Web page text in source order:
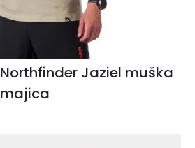
Northfinder Jaziel muška
majica